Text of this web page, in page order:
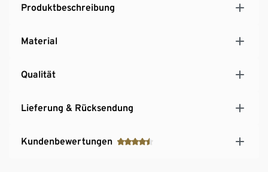
Produktbeschreibung
Material
Qualität
Lieferung & Rücksendung
Kundenbewertungen